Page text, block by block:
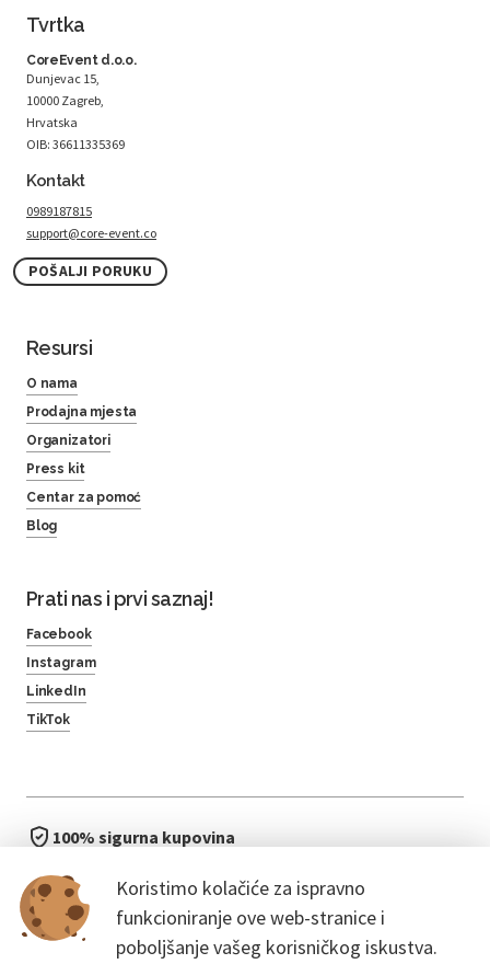
Koristimo kolačiće za ispravno
funkcioniranje ove web-stranice i
poboljšanje vašeg korisničkog iskustva.
Tvrtka
CoreEvent d.o.o.
Dunjevac 15,
10000 Zagreb,
Hrvatska
OIB: 36611335369
Kontakt
0989187815
support@core-event.co
POŠALJI PORUKU
Resursi
O nama
Prodajna mjesta
Organizatori
Press kit
Centar za pomoć
Blog
Prati nas i prvi saznaj!
Facebook
Instagram
LinkedIn
TikTok
100% sigurna kupovina
bez čekanja u redu